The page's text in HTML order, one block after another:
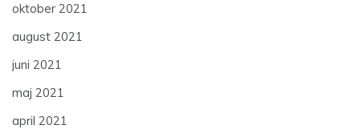
oktober 2021
august 2021
juni 2021
maj 2021
april 2021